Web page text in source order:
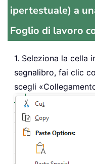
ipertestuale) a
Foglio di lavoro
1. Seleziona la cella
segnalibro, fai clic
scegli